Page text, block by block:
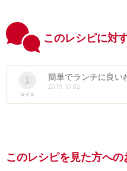
このレシピに対
ロイス
簡単でランチに良い
2019.10.02
このレシピを見た方へ